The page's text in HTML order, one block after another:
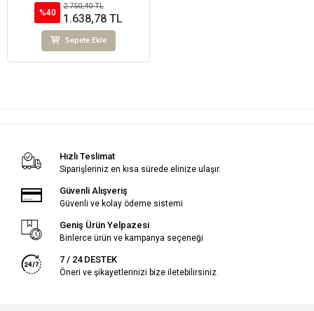
%40
2.750,40 TL
1.638,78 TL
Sepete Ekle
Hızlı Teslimat
Siparişleriniz en kısa sürede elinize ulaşır.
Güvenli Alışveriş
Güvenli ve kolay ödeme sistemi
Geniş Ürün Yelpazesi
Binlerce ürün ve kampanya seçeneği
7 / 24 DESTEK
Öneri ve şikayetlerinizi bize iletebilirsiniz.